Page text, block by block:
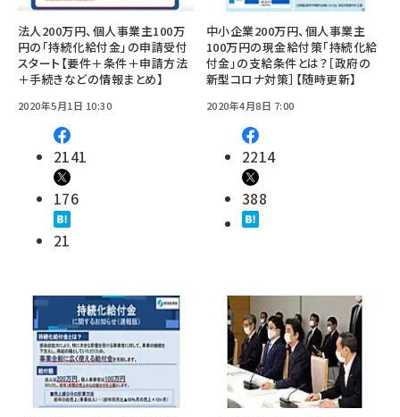
法人200万円、個人事業主100万
円の「持続化給付金」の申請受付
スタート【要件＋条件＋申請方法
＋手続きなどの情報まとめ】
2020年5月1日 10:30
2141
176
21
中小企業200万円、個人事業主
100万円の現金給付策「持続化給
付金」の支給条件とは？［政府の
新型コロナ対策］【随時更新】
2020年4月8日 7:00
2214
388